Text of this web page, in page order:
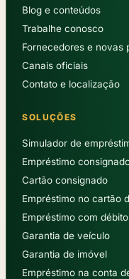
Blog e conteúdos
Trabalhe conosco
Fornecedores e novas
Canais oficiais
Contato e localização
SOLUÇÕES
Simulador de
Empréstimo
Cartão consignado
Empréstimo no cartão
Empréstimo com
Garantia de veículo
Garantia de imóvel
Empréstimo na conta